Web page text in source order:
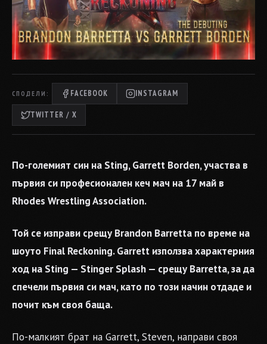
СПОДЕЛИ: FACEBOOK INSTAGRAM
TWITTER / X
По-големият син на Sting, Garrett Borden, участва в
първия си професионален кеч мач на 17 май в
Rhodes Wrestling Association.
Той се изправи срещу Brandon Barretta по време на
шоуто Final Reckoning. Garrett използва характерния
ход на Sting — Stinger Splash — срещу Barretta, за да
спечели първия си мач, като по този начин отдаде и
почит към своя баща.
По-малкият брат на Garrett, Steven, направи своя